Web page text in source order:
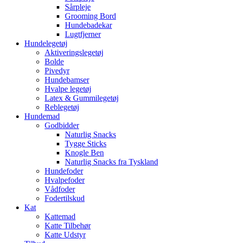
Sårpleje
Grooming Bord
Hundebadekar
Lugtfjerner
Hundelegetøj
Aktiveringslegetøj
Bolde
Pivedyr
Hundebamser
Hvalpe legetøj
Latex & Gummilegetøj
Reblegetøj
Hundemad
Godbidder
Naturlig Snacks
Tygge Sticks
Knogle Ben
Naturlig Snacks fra Tyskland
Hundefoder
Hvalpefoder
Vådfoder
Fodertilskud
Kat
Kattemad
Katte Tilbehør
Katte Udstyr